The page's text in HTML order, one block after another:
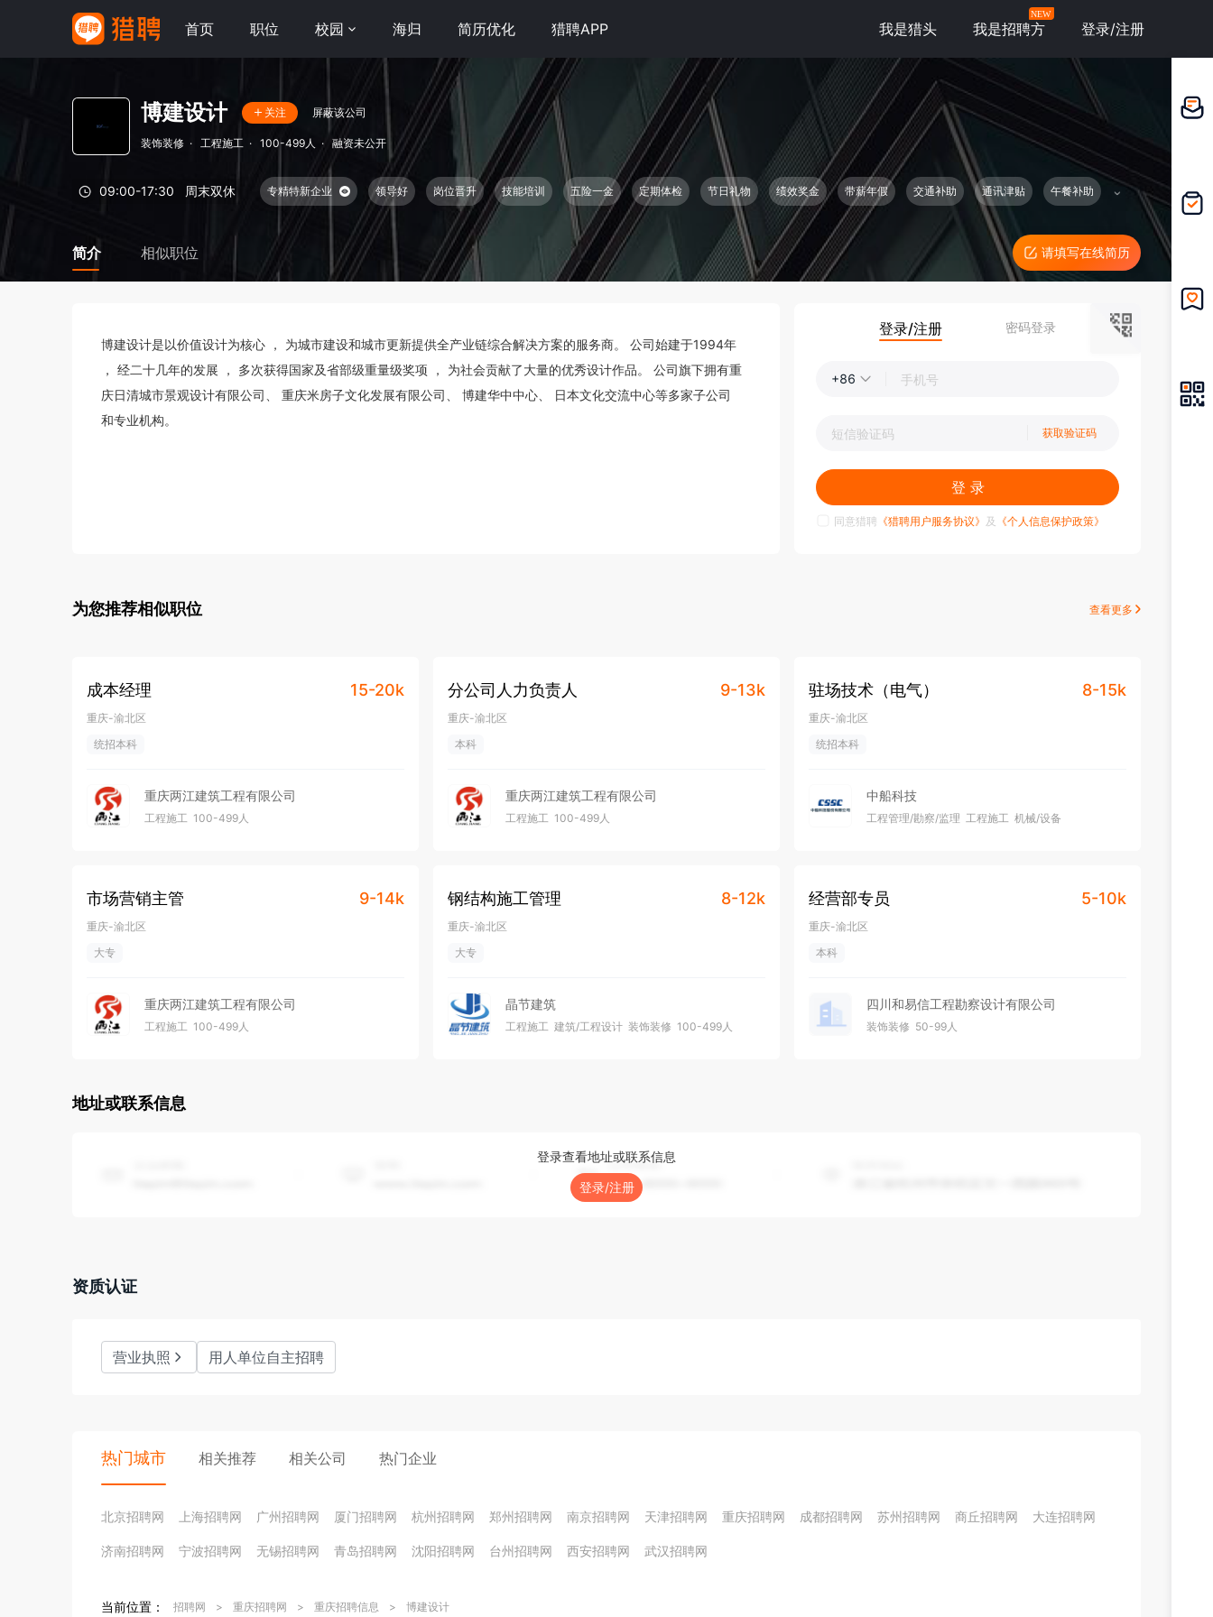
首页 职位 校园 海归 简历优化 猎聘APP 我是猎头 我是招聘方
NEW
登录/注册
博建设计 关注 屏蔽该公司
装饰装修 · 工程施工 · 100-499人 · 融资未公开
09:00-17:30 周末双休 专精特新企业 领导好 岗位晋升 技能培训 五险一金 定期体检 节日礼物 绩效奖金 带薪年假 交通补助 通讯津贴 午餐补助
简介 相似职位 请填写在线简历
登录/注册 密码登录
+86
获取验证码
登 录
同意猎聘 《猎聘用户服务协议》 及 《个人信息保护政策》
博建设计是以价值设计为核心 ， 为城市建设和城市更新提供全产业链综合解决方案的服务商。 公司始建于1994年
， 经二十几年的发展 ， 多次获得国家及省部级重量级奖项 ， 为社会贡献了大量的优秀设计作品。 公司旗下拥有重
庆日清城市景观设计有限公司、 重庆米房子文化发展有限公司、 博建华中中心、 日本文化交流中心等多家子公司
和专业机构。
为您推荐相似职位 查看更多
成本经理 15-20k
重庆-渝北区
统招本科
重庆两江建筑工程有限公司
工程施工 100-499人
分公司人力负责人 9-13k
重庆-渝北区
本科
重庆两江建筑工程有限公司
工程施工 100-499人
驻场技术（电气） 8-15k
重庆-渝北区
统招本科
中船科技
工程管理/勘察/监理 工程施工 机械/设备
市场营销主管 9-14k
重庆-渝北区
大专
重庆两江建筑工程有限公司
工程施工 100-499人
钢结构施工管理 8-12k
重庆-渝北区
大专
晶节建筑
工程施工 建筑/工程设计 装饰装修 100-499人
经营部专员 5-10k
重庆-渝北区
本科
四川和易信工程勘察设计有限公司
装饰装修 50-99人
地址或联系信息
登录查看地址或联系信息
登录/注册
资质认证
营业执照 用人单位自主招聘
热门城市 相关推荐 相关公司 热门企业
北京招聘网 上海招聘网 广州招聘网 厦门招聘网 杭州招聘网 郑州招聘网 南京招聘网 天津招聘网 重庆招聘网 成都招聘网 苏州招聘网 商丘招聘网 大连招聘网
济南招聘网 宁波招聘网 无锡招聘网 青岛招聘网 沈阳招聘网 台州招聘网 西安招聘网 武汉招聘网
当前位置： 招聘网 > 重庆招聘网 > 重庆招聘信息 > 博建设计